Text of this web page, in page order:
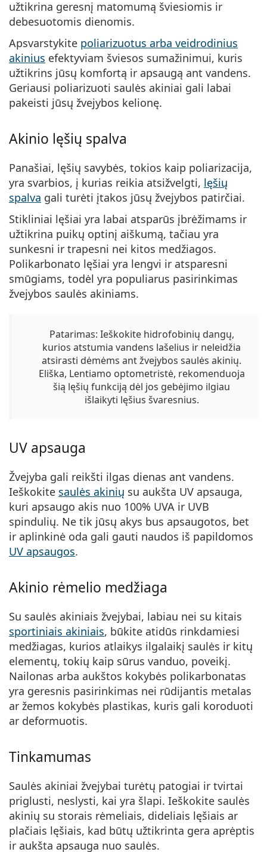
užtikrina geresnį matomumą šviesiomis ir
debesuotomis dienomis.
Apsvarstykite poliarizuotus arba veidrodinius
akinius efektyviam šviesos sumažinimui, kuris
užtikrins jūsų komfortą ir apsaugą ant vandens.
Geriausi poliarizuoti saulės akiniai gali labai
pakeisti jūsų žvejybos kelionę.
Akinio lęšių spalva
Panašiai, lęšių savybės, tokios kaip poliarizacija,
yra svarbios, į kurias reikia atsižvelgti, lęšių
spalva gali turėti įtakos jūsų žvejybos patirčiai.
Stikliniai lęšiai yra labai atsparūs įbrėžimams ir
užtikrina puikų optinį aiškumą, tačiau yra
sunkesni ir trapesni nei kitos medžiagos.
Polikarbonato lęšiai yra lengvi ir atsparesni
smūgiams, todėl yra populiarus pasirinkimas
žvejybos saulės akiniams.
Patarimas: Ieškokite hidrofobinių dangų,
kurios atstumia vandens lašelius ir neleidžia
atsirasti dėmėms ant žvejybos saulės akinių.
Eliška, Lentiamo optometristė, rekomenduoja
šią lęšių funkciją dėl jos gebėjimo ilgiau
išlaikyti lęšius švaresnius.
UV apsauga
Žvejyba gali reikšti ilgas dienas ant vandens.
Ieškokite saulės akinių su aukšta UV apsauga,
kuri apsaugo akis nuo 100% UVA ir UVB
spindulių. Ne tik jūsų akys bus apsaugotos, bet
ir aplinkinė oda gali gauti naudos iš papildomos
UV apsaugos.
Akinio rėmelio medžiaga
Su saulės akiniais žvejybai, labiau nei su kitais
sportiniais akiniais, būkite atidūs rinkdamiesi
medžiagas, kurios atlaikys ilgalaikį saulės ir kitų
elementų, tokių kaip sūrus vanduo, poveikį.
Nailonas arba aukštos kokybės polikarbonatas
yra geresnis pasirinkimas nei rūdijantis metalas
ar žemos kokybės plastikas, kuris gali koroduoti
ar deformuotis.
Tinkamumas
Saulės akiniai žvejybai turėtų patogiai ir tvirtai
priglusti, neslysti, kai yra šlapi. Ieškokite saulės
akinių su storais rėmeliais, dideliais lęšiais ar
plačiais lęšiais, kad būtų užtikrinta gera aprėptis
ir aukšta apsauga nuo saulės.